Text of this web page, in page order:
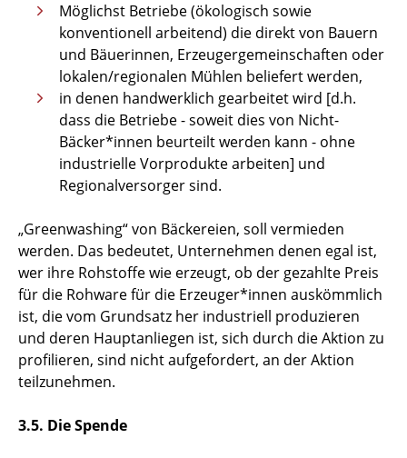
Möglichst Betriebe (ökologisch sowie
konventionell arbeitend) die direkt von Bauern
und Bäuerinnen, Erzeugergemeinschaften oder
lokalen/regionalen Mühlen beliefert werden,
in denen handwerklich gearbeitet wird [d.h.
dass die Betriebe - soweit dies von Nicht-
Bäcker*innen beurteilt werden kann - ohne
industrielle Vorprodukte arbeiten] und
Regionalversorger sind.
„Greenwashing“ von Bäckereien, soll vermieden
werden. Das bedeutet, Unternehmen denen egal ist,
wer ihre Rohstoffe wie erzeugt, ob der gezahlte Preis
für die Rohware für die Erzeuger*innen auskömmlich
ist, die vom Grundsatz her industriell produzieren
und deren Hauptanliegen ist, sich durch die Aktion zu
profilieren, sind nicht aufgefordert, an der Aktion
teilzunehmen.
3.5. Die Spende